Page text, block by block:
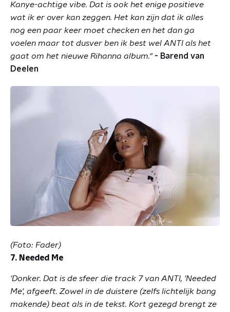
Kanye-achtige vibe. Dat is ook het enige positieve
wat ik er over kan zeggen. Het kan zijn dat ik alles
nog een paar keer moet checken en het dan ga
voelen maar tot dusver ben ik best wel ANTI als het
gaat om het nieuwe Rihanna album." - Barend van
Deelen
(Foto: Fader)
7. Needed Me
'Donker. Dat is de sfeer die track 7 van ANTI, 'Needed
Me', afgeeft. Zowel in de duistere (zelfs lichtelijk bang
makende) beat als in de tekst. Kort gezegd brengt ze